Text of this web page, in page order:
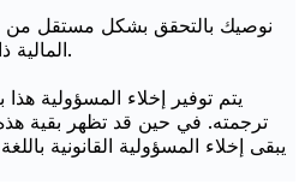
نوصيك بالتحقق بشكل مستقل من
المالية ذات الصلة قبل بدء أي معاملة.
يتم توفير إخلاء المسؤولية هذا
ترجمته. في حين قد تظهر بقية هذه
يبقى إخلاء المسؤولية القانونية